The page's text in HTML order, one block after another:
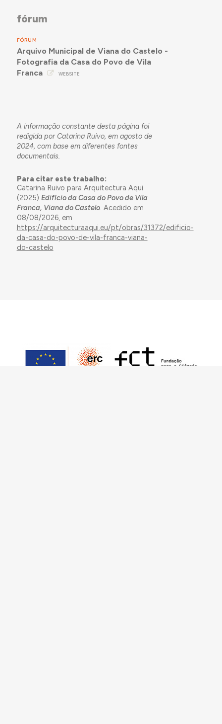
fórum
FÓRUM
Arquivo Municipal de Viana do Castelo -
Fotografia da Casa do Povo de Vila
Franca
WEBSITE
A informação constante desta página foi
redigida por Catarina Ruivo, em agosto de
2024, com base em diferentes fontes
documentais.
Para citar este trabalho:
Catarina Ruivo para Arquitectura Aqui
(2025) Edifício da Casa do Povo de Vila
Franca, Viana do Castelo. Acedido em
08/08/2026, em
https://arquitecturaaqui.eu/pt/obras/31372/edificio-
da-casa-do-povo-de-vila-franca-viana-
do-castelo